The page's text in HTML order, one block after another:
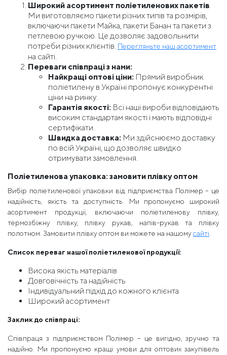
Широкий асортимент поліетиленових пакетів
Ми виготовляємо пакети різних типів та розмірів,
включаючи пакети Майка, пакети Банан та пакети з
петлевою ручкою. Це дозволяє задовольнити
потреби різних клієнтів. Перегляньте наш асортимент
на сайті.
Переваги співпраці з нами:
Найкращі оптові ціни: Прямий виробник
поліетилену в Україні пропонує конкурентні
ціни на ринку.
Гарантія якості: Всі наші вироби відповідають
високим стандартам якості і мають відповідні
сертифікати.
Швидка доставка: Ми здійснюємо доставку
по всій Україні, що дозволяє швидко
отримувати замовлення.
Поліетиленова упаковка: замовити плівку оптом
Вибір поліетиленової упаковки від підприємства Полімер – це
надійність, якість та доступність. Ми пропонуємо широкий
асортимент продукції, включаючи поліетиленову плівку,
термозбіжну плівку, плівку рукав, напів-рукав та плівку
полотном. Замовити плівку оптом ви можете на нашомусайті
Список переваг нашої поліетиленової продукції:
Висока якість матеріалів
Довговічність та надійність
Індивідуальний підхід до кожного клієнта
Широкий асортимент
Заклик до співпраці:
Співпраця з підприємством Полімер – це вигідно, зручно та
надійно. Ми пропонуємо кращі умови для оптових закупівель